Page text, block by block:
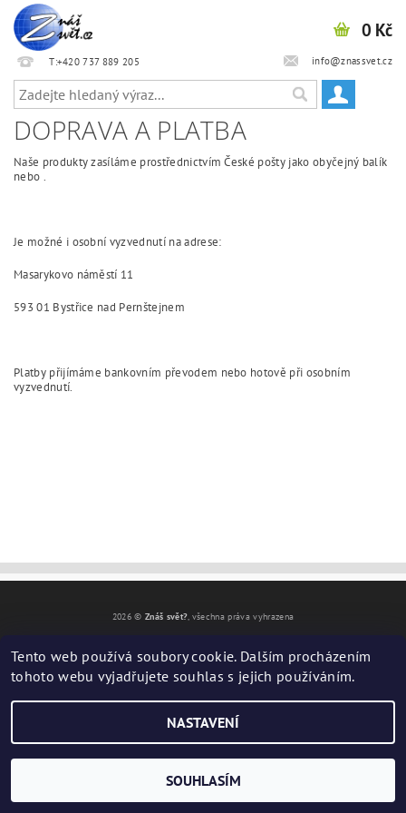
T:+420 737 889 205 info@znassvet.cz
0 Kč
DOPRAVA A PLATBA
Naše produkty zasíláme prostřednictvím České pošty jako obyčejný balík
nebo .
Je možné i osobní vyzvednutí na adrese:
Masarykovo náměstí 11
593 01 Bystřice nad Pernštejnem
Platby přijímáme bankovním převodem nebo hotově při osobním
vyzvednutí.
2026 ©Znáš svět?, všechna práva vyhrazena
Tento web používá soubory cookie. Dalším procházením
tohoto webu vyjadřujete souhlas s jejich používáním.
NASTAVENÍ
SOUHLASÍM